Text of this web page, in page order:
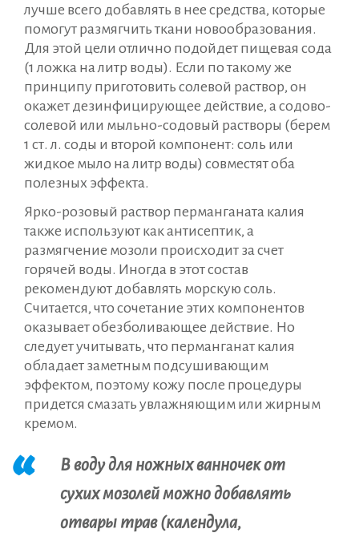
лучше всего добавлять в нее средства, которые
помогут размягчить ткани новообразования.
Для этой цели отлично подойдет пищевая сода
(1 ложка на литр воды). Если по такому же
принципу приготовить солевой раствор, он
окажет дезинфицирующее действие, а содово-
солевой или мыльно-содовый растворы (берем
1 ст. л. соды и второй компонент: соль или
жидкое мыло на литр воды) совместят оба
полезных эффекта.
Ярко-розовый раствор перманганата калия
также используют как антисептик, а
размягчение мозоли происходит за счет
горячей воды. Иногда в этот состав
рекомендуют добавлять морскую соль.
Считается, что сочетание этих компонентов
оказывает обезболивающее действие. Но
следует учитывать, что перманганат калия
обладает заметным подсушивающим
эффектом, поэтому кожу после процедуры
придется смазать увлажняющим или жирным
кремом.
В воду для ножных ванночек от
сухих мозолей можно добавлять
отвары трав (календула,